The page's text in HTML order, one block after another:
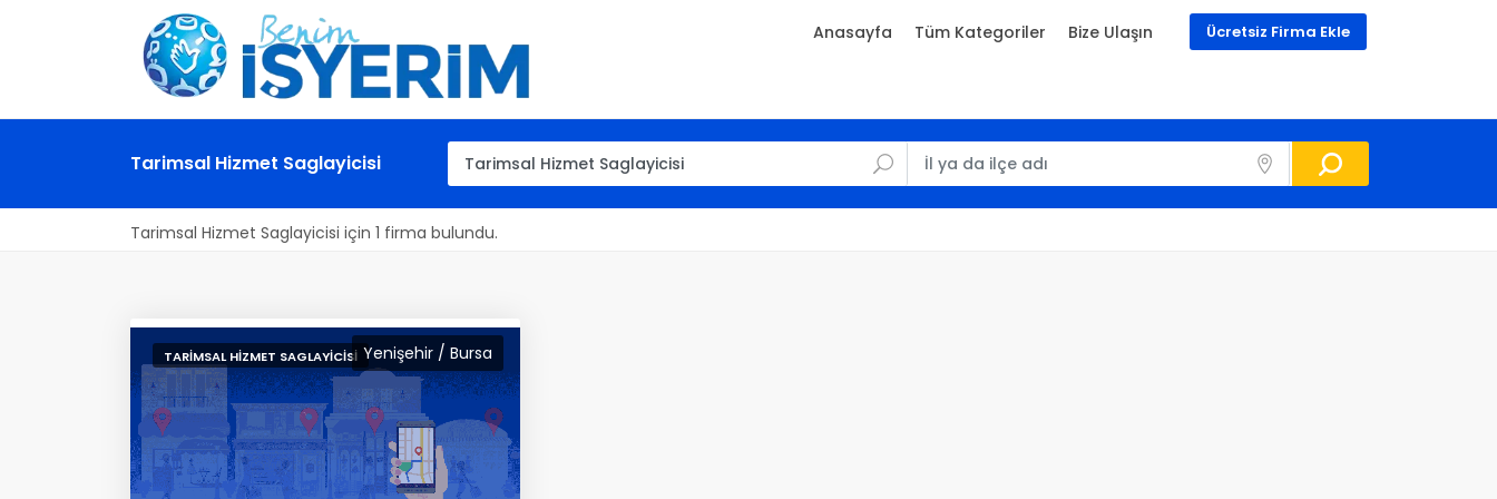
Ücretsiz Firma Ekle
Anasayfa Tüm Kategoriler Bize Ulaşın
Tarimsal Hizmet Saglayicisi
Tarimsal Hizmet Saglayicisi için 1 firma bulundu.
Yenişehir / Bursa
TARIMSAL HIZMET SAGLAYICISI